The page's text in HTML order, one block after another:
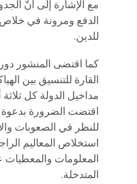
مع الإشارة إلى أنّ
الدفع ومرونة في خلاص
للدين.
كما اقتضى المنشور
القارة للتنسيق بين
مداخيل الدولة كل
اقتضت الضرورة
للنظر في الصعوبات
استخلاص المعاليم
المعلومات
المتدخلة.